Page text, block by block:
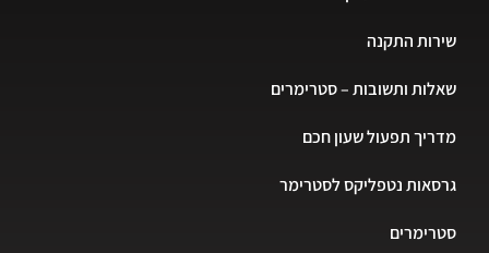
שירות התקנה
שאלות ותשובות – סטרימרים
מדריך תפעול שעון חכם
גרסאות נטפליקס לסטרימר
סטרימרים